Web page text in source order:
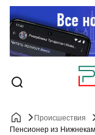
Происшествия